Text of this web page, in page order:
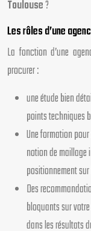
Toulouse?
Les rôles d’une
La fonction d’une
procurer :
une étude bien
points techniques
Une formation
notion de maillage
positionnement
Des
bloquants sur
dans les résultats